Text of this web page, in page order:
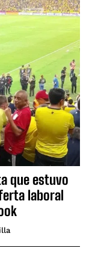
que estuvo
laboral